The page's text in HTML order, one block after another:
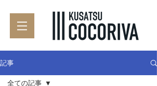
記事
全ての記事